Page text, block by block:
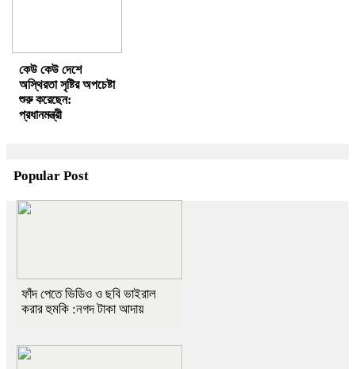
কেউ কেউ দেশে
অস্থিরতা সৃষ্টির অপচেষ্টা
শুরু করেছেন:
প্রধানমন্ত্রী
Popular Post
ফাঁদ পেতে ভিডিও ও ছবি ভাইরাল
করার হুমকি :নগদ টাকা আদায়